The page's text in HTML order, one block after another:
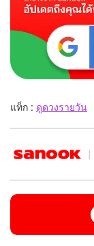
แท็ก : ดูดวงรายวัน